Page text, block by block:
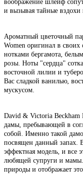
воображение шлейф
и вызывая тайные вздохи
Ароматный цветочный
Women оригинал в
нотками бергамота,
розы. Ноты "сердца"
восточной лилии и
Вас сладкой ванилью,
мускусом.
David & Victoria Beckham
дамы, пребывающей в
собой. Именно такой
посвящен данный запах.
эффектная модель, и все
любящей супруги и мамы.
природы и отображает